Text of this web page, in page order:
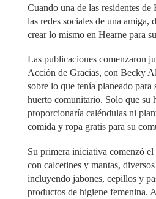
Cuando una de las residentes de
las redes sociales de una amiga,
crear lo mismo en Hearne para
Las publicaciones comenzaron
Acción de Gracias, con Becky
sobre lo que tenía planeado para
huerto comunitario. Solo que su
proporcionaría caléndulas ni
comida y ropa gratis para su
Su primera iniciativa comenzó
con calcetines y mantas,
incluyendo jabones, cepillos y
productos de higiene femenina.